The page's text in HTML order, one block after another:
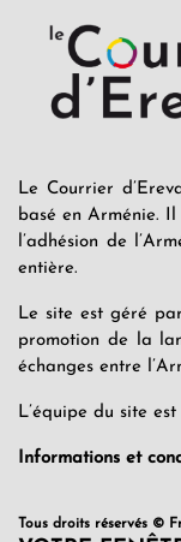
Le Courrier
basé en Arménie.
l’adhésion de
entière.
Le site est géré
promotion de la
échanges entre
L’équipe du site
Informations et
Tous droits réservés ©